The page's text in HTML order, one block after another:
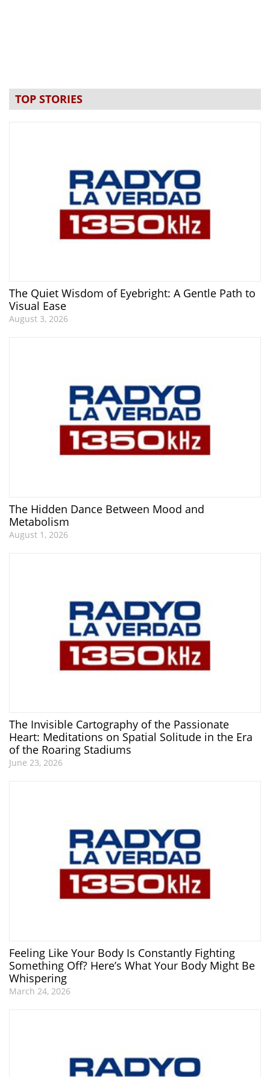
TOP STORIES
The Quiet Wisdom of Eyebright: A Gentle Path to
Visual Ease
August 3, 2026
The Hidden Dance Between Mood and
Metabolism
August 1, 2026
The Invisible Cartography of the Passionate
Heart: Meditations on Spatial Solitude in the Era
of the Roaring Stadiums
June 23, 2026
Feeling Like Your Body Is Constantly Fighting
Something Off? Here’s What Your Body Might Be
Whispering
March 24, 2026